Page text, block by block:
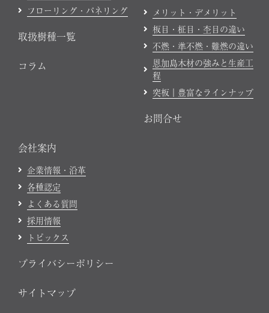
フローリング・パネリング
取扱樹種一覧
コラム
メリット・デメリット
板目・柾目・杢目の違い
不燃・準不燃・難燃の違い
恩加島木材の強みと生産工
程
突板｜豊富なラインナップ
お問合せ
会社案内
企業情報・沿革
各種認定
よくある質問
採用情報
トピックス
プライバシーポリシー
サイトマップ